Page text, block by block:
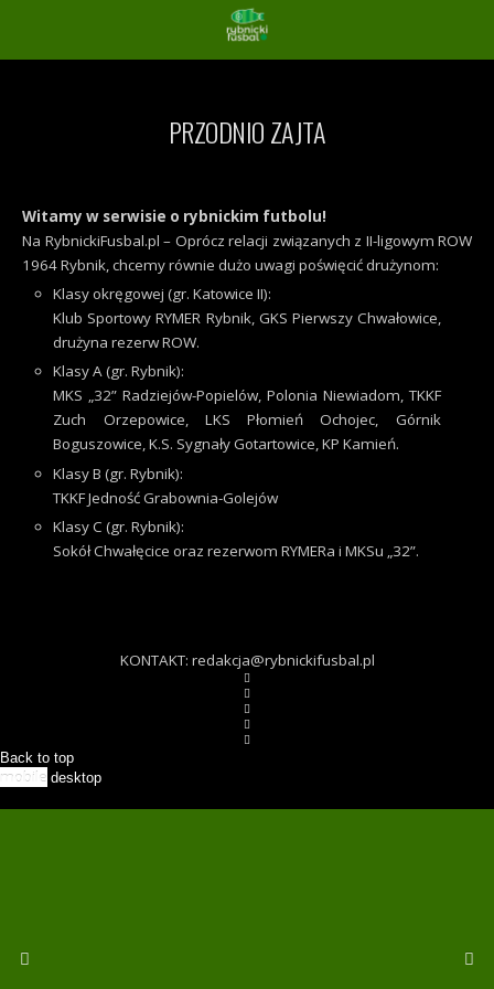
PRZODNIO ZAJTA
Witamy w serwisie o rybnickim futbolu!
Na RybnickiFusbal.pl – Oprócz relacji związanych z II-ligowym ROW
1964 Rybnik, chcemy równie dużo uwagi poświęcić drużynom:
Klasy okręgowej (gr. Katowice II):
Klub Sportowy RYMER Rybnik, GKS Pierwszy Chwałowice,
drużyna rezerw ROW.
Klasy A (gr. Rybnik):
MKS „32” Radziejów-Popielów, Polonia Niewiadom, TKKF
Zuch Orzepowice, LKS Płomień Ochojec, Górnik
Boguszowice, K.S. Sygnały Gotartowice, KP Kamień.
Klasy B (gr. Rybnik):
TKKF Jedność Grabownia-Golejów
Klasy C (gr. Rybnik):
Sokół Chwałęcice oraz rezerwom RYMERa i MKSu „32”.
KONTAKT: redakcja@rybnickifusbal.pl
Back to top
mobile desktop